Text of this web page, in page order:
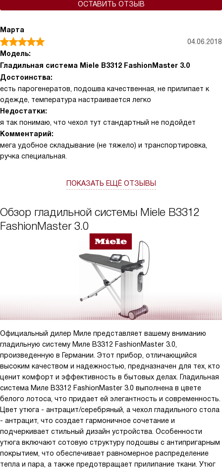
ОСТАВИТЬ ОТЗЫВ
Марта
04.06.2018
Модель:
Гладильная система Miele B3312 FashionMaster 3.0
Достоинства:
есть парогенератов, подошва качественная, не прилипает к
одежде, температура настраивается легко
Недостатки:
я так понимаю, что чехол тут стандартный не подойдет
Комментарий:
мега удобное складывание (не тяжело) и транспортировка,
ручка специальная.
ПОКАЗАТЬ ЕЩЁ ОТЗЫВЫ
Обзор гладильной системы Miele B3312
FashionMaster 3.0
Официальный дилер Миле представляет вашему вниманию
гладильную систему Миле B3312 FashionMaster 3.0,
произведенную в Германии. Этот прибор, отличающийся
высоким качеством и надежностью, предназначен для тех, кто
ценит комфорт и эффективность в бытовых делах. Гладильная
система Миле B3312 FashionMaster 3.0 выполнена в цвете
белого лотоса, что придает ей элегантность и современность.
Цвет утюга - антрацит/серебряный, а чехол гладильного стола
- антрацит, что создает гармоничное сочетание и
подчеркивает стильный дизайн устройства. Особенности
утюга включают сотовую структуру подошвы с антипригарным
покрытием, что обеспечивает равномерное распределение
тепла и пара, а также предотвращает прилипание ткани. Утюг